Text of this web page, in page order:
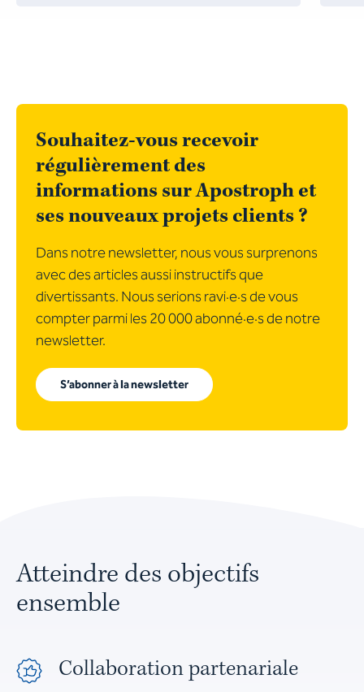
Souhaitez-vous recevoir
régulièrement des
informations sur Apostroph et
ses nouveaux projets clients ?
Dans notre newsletter, nous vous surprenons
avec des articles aussi instructifs que
divertissants. Nous serions ravi·e·s de vous
compter parmi les 20 000 abonné·e·s de notre
newsletter.
S’abonner à la newsletter
Atteindre des objectifs
ensemble
Collaboration partenariale